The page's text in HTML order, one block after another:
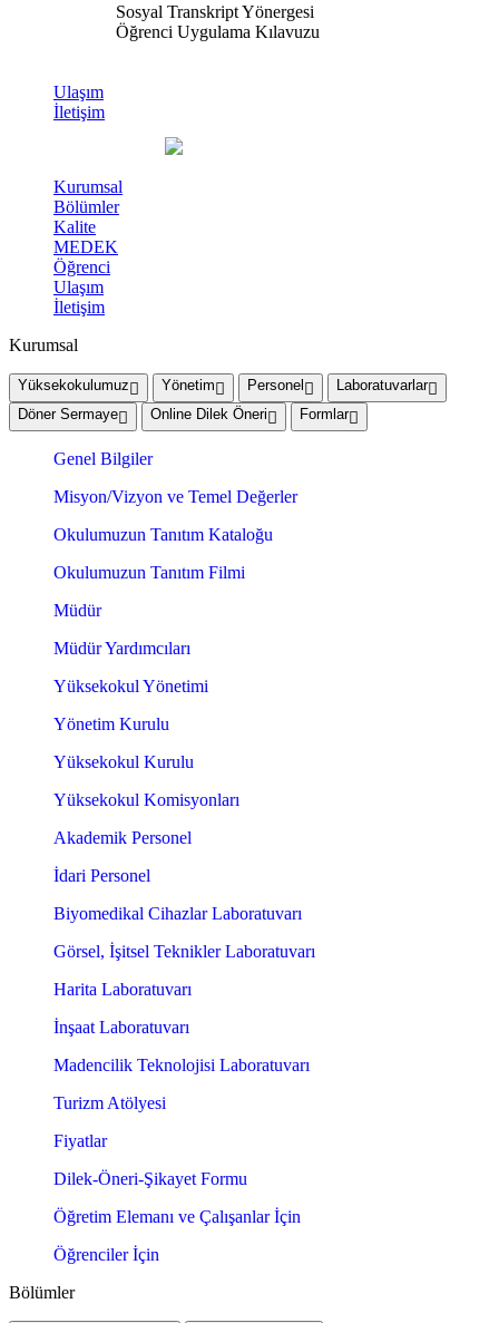
Sosyal Transkript Yönergesi
Öğrenci Uygulama Kılavuzu
Ulaşım
İletişim
Kurumsal
Bölümler
Kalite
MEDEK
Öğrenci
Ulaşım
İletişim
Kurumsal
Yüksekokulumuz Yönetim Personel
Laboratuvarlar
Döner Sermaye
Online Dilek Öneri Formlar
Genel Bilgiler
Misyon/Vizyon ve Temel Değerler
Okulumuzun Tanıtım Kataloğu
Okulumuzun Tanıtım Filmi
Müdür
Müdür Yardımcıları
Yüksekokul Yönetimi
Yönetim Kurulu
Yüksekokul Kurulu
Yüksekokul Komisyonları
Akademik Personel
İdari Personel
Biyomedikal Cihazlar Laboratuvarı
Görsel, İşitsel Teknikler Laboratuvarı
Harita Laboratuvarı
İnşaat Laboratuvarı
Madencilik Teknolojisi Laboratuvarı
Turizm Atölyesi
Fiyatlar
Dilek-Öneri-Şikayet Formu
Öğretim Elemanı ve Çalışanlar İçin
Öğrenciler İçin
Bölümler